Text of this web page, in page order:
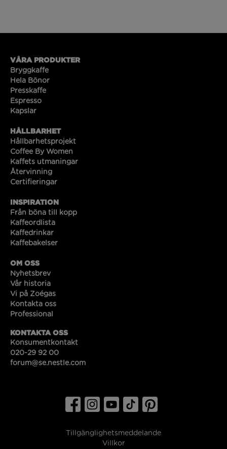
VÅRA PRODUKTER
Bryggkaffe
Hela Bönor
Presskaffe
Espresso
Kapslar
HÅLLBARHET
Hållbarhetsprojekt
Coffee By Women
Kaffets utmaningar
Återvinning
Certifieringar
INSPIRATION
Från böna till kopp
Kaffeordlista
Kaffedrinkar
Kaffebakelser
OM OSS
Nyhetsbrev
Vår historia
Vi på Zoégas
Kontakta oss
Professional
KONTAKTA OSS
Konsumentkontakt
020-29 92 00
forum@se.nestle.com
Tillgänglighetsmeddelande
Villkor